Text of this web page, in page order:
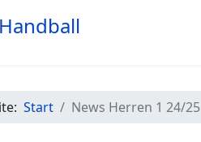
Start News Herren 1 24/25